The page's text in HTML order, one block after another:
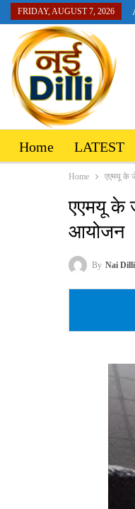
FRIDAY, AUGUST 7, 2026
Home LATEST
Home एएमयू के
एएमयू के
आयोजन
By Nai Dilli